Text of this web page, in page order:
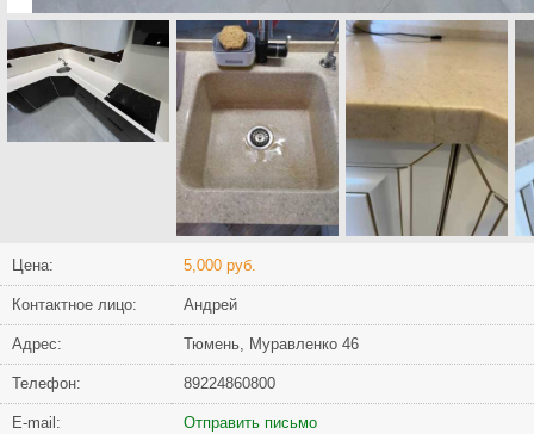
Цена: 5,000 руб.
Контактное лицо: Андрей
Адрес: Тюмень, Муравленко 46
Телефон: 89224860800
Е-mail: Отправить письмо